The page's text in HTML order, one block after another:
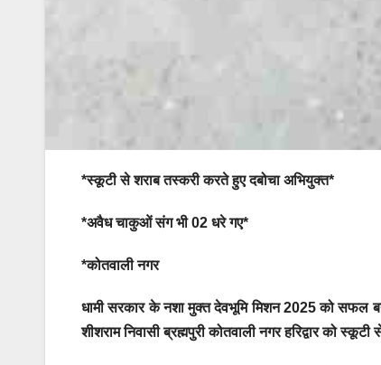
*स्कूटी से शराब तस्करी करते हुए दबोचा अभियुक्त*
*अवैध चाकुओं संग भी 02 धरे गए*
*कोतवाली नगर
धामी सरकार के नशा मुक्त देवभूमि मिशन 2025 को सफल
शीशराम निवासी ब्रह्मपुरी कोतवाली नगर हरिद्वार को